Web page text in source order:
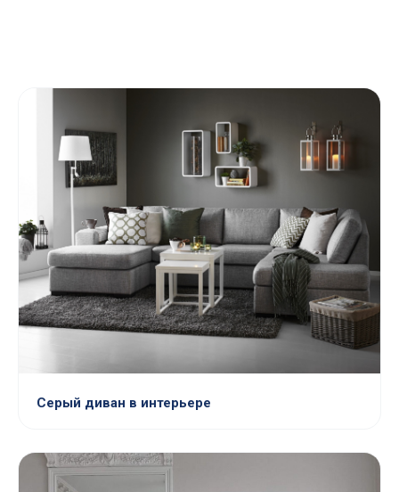
Серый диван в интерьере